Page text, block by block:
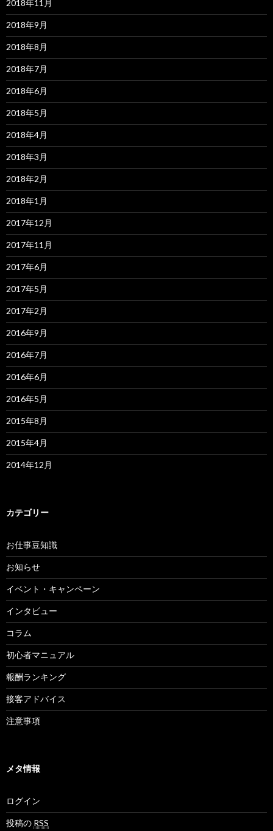
2018年11月
2018年9月
2018年8月
2018年7月
2018年6月
2018年5月
2018年4月
2018年3月
2018年2月
2018年1月
2017年12月
2017年11月
2017年6月
2017年5月
2017年2月
2016年9月
2016年7月
2016年6月
2016年5月
2015年8月
2015年4月
2014年12月
カテゴリー
お仕事豆知識
お知らせ
イベント・キャンペーン
インタビュー
コラム
初心者マニュアル
報酬ランキング
接客アドバイス
注意事項
メタ情報
ログイン
投稿の RSS